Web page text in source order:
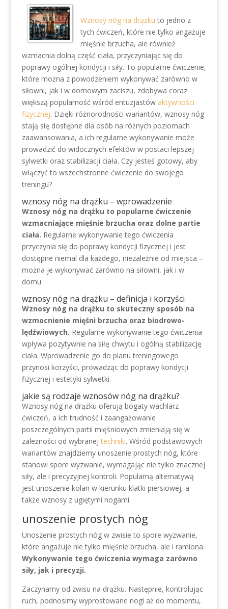
Wznosy nóg na drążku to jedno z
tych ćwiczeń, które nie tylko angażuje
mięśnie brzucha, ale również
wzmacnia dolną część ciała, przyczyniając się do
poprawy ogólnej kondycji i siły. To popularne ćwiczenie,
które można z powodzeniem wykonywać zarówno w
siłowni, jak i w domowym zaciszu, zdobywa coraz
większą popularność wśród entuzjastów aktywności
fizycznej. Dzięki różnorodności wariantów, wznosy nóg
stają się dostępne dla osób na różnych poziomach
zaawansowania, a ich regularne wykonywanie może
prowadzić do widocznych efektów w postaci lepszej
sylwetki oraz stabilizacji ciała. Czy jesteś gotowy, aby
włączyć to wszechstronne ćwiczenie do swojego
treningu?
wznosy nóg na drążku – wprowadzenie
Wznosy nóg na drążku to popularne ćwiczenie
wzmacniające mięśnie brzucha oraz dolne partie
ciała. Regularne wykonywanie tego ćwiczenia
przyczynia się do poprawy kondycji fizycznej i jest
dostępne niemal dla każdego, niezależnie od miejsca –
można je wykonywać zarówno na siłowni, jak i w
domu.
wznosy nóg na drążku – definicja i korzyści
Wznosy nóg na drążku to skuteczny sposób na
wzmocnienie mięśni brzucha oraz biodrowo-
lędźwiowych. Regularne wykonywanie tego ćwiczenia
wpływa pozytywnie na siłę chwytu i ogólną stabilizację
ciała. Wprowadzenie go do planu treningowego
przynosi korzyści, prowadząc do poprawy kondycji
fizycznej i estetyki sylwetki.
jakie są rodzaje wznosów nóg na drążku?
Wznosy nóg na drążku oferują bogaty wachlarz
ćwiczeń, a ich trudność i zaangażowanie
poszczególnych partii mięśniowych zmieniają się w
zależności od wybranejtechniki. Wśród podstawowych
wariantów znajdziemy unoszenie prostych nóg, które
stanowi spore wyzwanie, wymagając nie tylko znacznej
siły, ale i precyzyjnej kontroli. Popularną alternatywą
jest unoszenie kolan w kierunku klatki piersiowej, a
także wznosy z ugiętymi nogami.
unoszenie prostych nóg
Unoszenie prostych nóg w zwisie to spore wyzwanie,
które angażuje nie tylko mięśnie brzucha, ale i ramiona.
Wykonywanie tego ćwiczenia wymaga zarówno
siły, jak i precyzji.
Zaczynamy od zwisu na drążku. Następnie, kontrolując
ruch, podnosimy wyprostowane nogi aż do momentu,